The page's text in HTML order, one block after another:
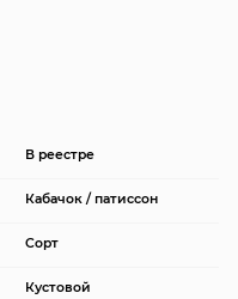
устойчив к
В реестре
Кабачок / патиссон
Сорт
Кустовой